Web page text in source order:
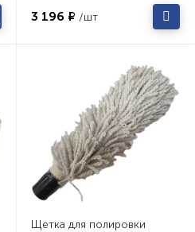
3 196 ₽ /шт
Щетка для полировки